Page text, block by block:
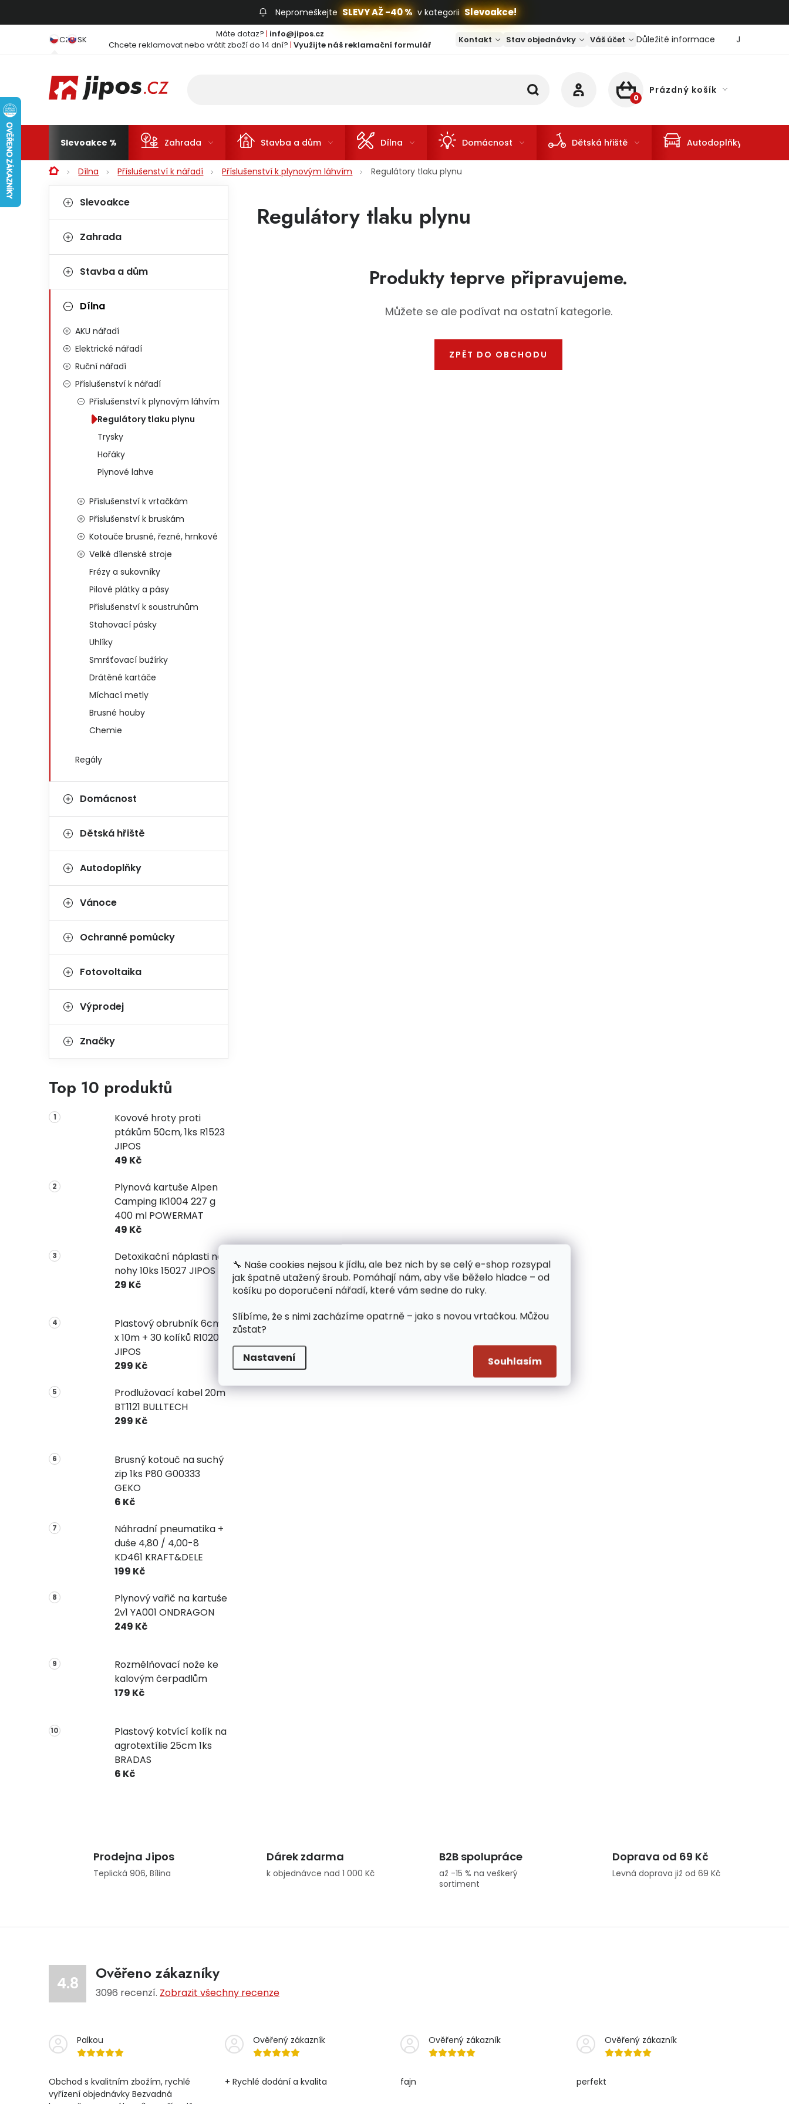
🔧 Naše cookies nejsou k jídlu, ale bez nich by se celý e-shop rozsypal
jak špatně utažený šroub. Pomáhají nám, aby vše běželo hladce – od
košíku po doporučení nářadí, které vám sedne do ruky.
Slíbíme, že s nimi zacházíme opatrně – jako s novou vrtačkou. Můžou
zůstat?
Nastavení Souhlasím
Nepromeškejte SLEVY AŽ -40 % v kategorii Slevoakce!
CZ SK Máte dotaz? | info@jipos.cz
Chcete reklamovat nebo vrátit zboží do 14 dní? | Využijte náš reklamační formulář Kontakt Stav objednávky Váš účet Důležité informace Jaký je
NÁKUPNÍ KOŠÍK
Prázdný košík
Slevoakce Zahrada Stavba a dům Dílna Domácnost Dětská hřiště Autodoplňky
DomůDílna Příslušenství k nářadí Příslušenství k plynovým láhvím Regulátory tlaku plynu
Postranní panel
Kategorie
Slevoakce
Zahrada
Stavba a dům
Dílna
AKU nářadí
Elektrické nářadí
Ruční nářadí
Příslušenství k nářadí
Příslušenství k plynovým láhvím
Regulátory tlaku plynu
Trysky
Hořáky
Plynové lahve
Příslušenství k vrtačkám
Příslušenství k bruskám
Kotouče brusné, řezné, hrnkové
Velké dílenské stroje
Frézy a sukovníky
Pilové plátky a pásy
Příslušenství k soustruhům
Stahovací pásky
Uhlíky
Smršťovací bužírky
Drátěné kartáče
Míchací metly
Brusné houby
Chemie
Regály
Domácnost
Dětská hřiště
Autodoplňky
Vánoce
Ochranné pomůcky
Fotovoltaika
Výprodej
Značky
Top 10 produktů
Kovové hroty proti
ptákům 50cm, 1ks R1523
JIPOS
49 Kč
Plynová kartuše Alpen
Camping IK1004 227 g
400 ml POWERMAT
49 Kč
Detoxikační náplasti na
nohy 10ks 15027 JIPOS
29 Kč
Plastový obrubník 6cm
x 10m + 30 kolíků R1020
JIPOS
299 Kč
Prodlužovací kabel 20m
BT1121 BULLTECH
299 Kč
Brusný kotouč na suchý
zip 1ks P80 G00333
GEKO
6 Kč
Náhradní pneumatika +
duše 4,80 / 4,00-8
KD461 KRAFT&DELE
199 Kč
Plynový vařič na kartuše
2v1 YA001 ONDRAGON
249 Kč
Rozmělňovací nože ke
kalovým čerpadlům
179 Kč
Plastový kotvící kolík na
agrotextílie 25cm 1ks
BRADAS
6 Kč
Regulátory tlaku plynu
Produkty teprve připravujeme.
Můžete se ale podívat na ostatní kategorie.
ZPĚT DO OBCHODU
Prodejna Jipos
Teplická 906, Bílina
Dárek zdarma
k objednávce nad 1 000 Kč
B2B spolupráce
až -15 % na veškerý
sortiment
Doprava od 69 Kč
Levná doprava již od 69 Kč
4.8
Ověřeno zákazníky
3096 recenzí. Zobrazit všechny recenze
Palkou
Obchod s kvalitním zbožím, rychlé
vyřízení objednávky Bezvadná
Ověřený zákazník
+ Rychlé dodání a kvalita
Ověřený zákazník
fajn
Ověřený zákazník
perfekt